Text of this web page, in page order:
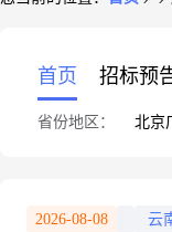
首页 招标预
省份地区： 北京
2026-08-08 云